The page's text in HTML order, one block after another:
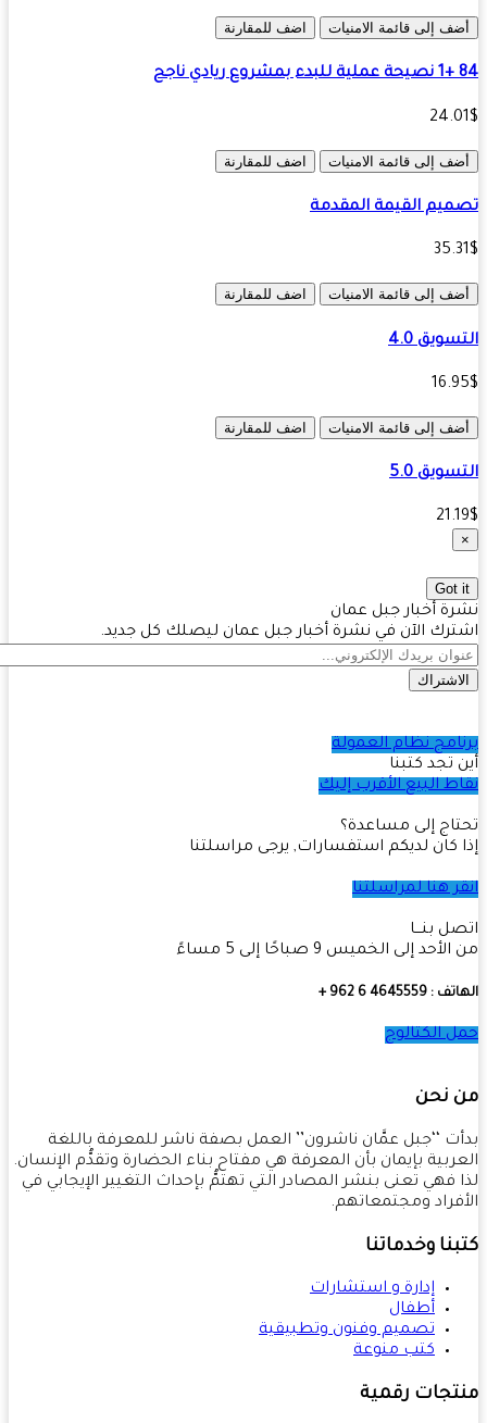
إلى قائمة الامنيات اضف للمقارنة
إلى قائمة الامنيات اضف للمقارنة
القيمة المقدمة
إلى قائمة الامنيات اضف للمقارنة
4.0‏
إلى قائمة الامنيات اضف للمقارنة
5.0
أخبار جبل عمان
الآن في نشرة أخبار جبل عمان ليصلك كل جديد.
نظام العمولة
تجد كتبنا
البيع الأقرب إليك
إلى مساعدة؟
كان لديكم استفسارات, يرجى مراسلتنا
هنا لمراسلتنا
بنـــا
إلى الخميس 9 صباحًا إلى 5 مساءً
6 962 +
الكتالوج
نحن
‘‘جبل عمَّان ناشرون’’ العمل بصفة ناشر للمعرفة باللغة
بإيمان بأن المعرفة هي مفتاح بناء الحضارة وتقدُّم الإنسان.
فهي تعنى بنشر المصادر التي تهتمُّ بإحداث التغيير الإيجابي في
ومجتمعاتهم.
وخدماتنا
إدارة و استشارات
أطفال
تصميم وفنون وتطبيقية
كتب منوعة
رقمية